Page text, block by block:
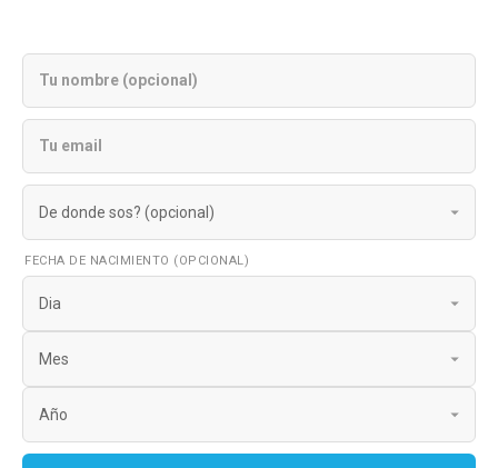
FECHA DE NACIMIENTO (OPCIONAL)